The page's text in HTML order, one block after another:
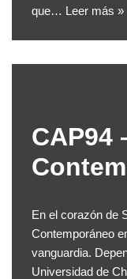
que… Leer más »
CAP94
En el corazón de
Contemporáneo
vanguardia.
Universidad de